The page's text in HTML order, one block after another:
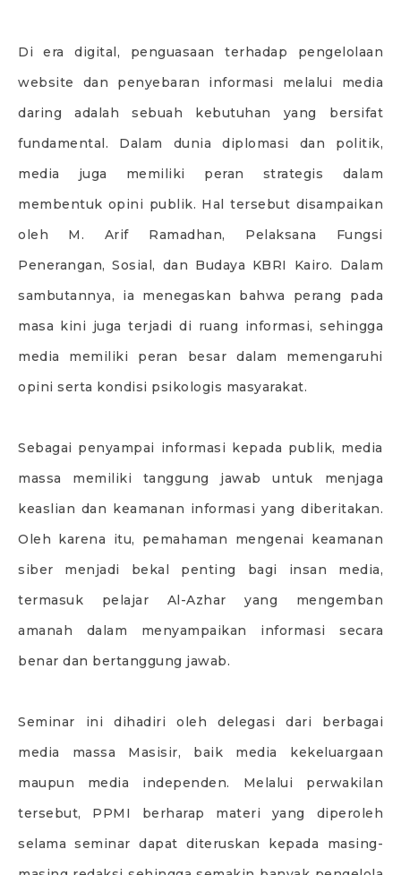
Di era digital, penguasaan terhadap pengelolaan
website dan penyebaran informasi melalui media
daring adalah sebuah kebutuhan yang bersifat
fundamental. Dalam dunia diplomasi dan politik,
media juga memiliki peran strategis dalam
membentuk opini publik. Hal tersebut disampaikan
oleh M. Arif Ramadhan, Pelaksana Fungsi
Penerangan, Sosial, dan Budaya KBRI Kairo. Dalam
sambutannya, ia menegaskan bahwa perang pada
masa kini juga terjadi di ruang informasi, sehingga
media memiliki peran besar dalam memengaruhi
opini serta kondisi psikologis masyarakat.
Sebagai penyampai informasi kepada publik, media
massa memiliki tanggung jawab untuk menjaga
keaslian dan keamanan informasi yang diberitakan.
Oleh karena itu, pemahaman mengenai keamanan
siber menjadi bekal penting bagi insan media,
termasuk pelajar Al-Azhar yang mengemban
amanah dalam menyampaikan informasi secara
benar dan bertanggung jawab.
Seminar ini dihadiri oleh delegasi dari berbagai
media massa Masisir, baik media kekeluargaan
maupun media independen. Melalui perwakilan
tersebut, PPMI berharap materi yang diperoleh
selama seminar dapat diteruskan kepada masing-